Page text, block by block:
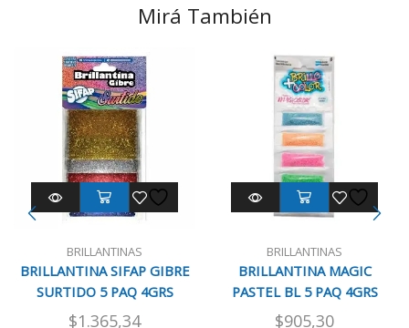
Mirá También
BRILLANTINAS
BRILLANTINA SIFAP GIBRE
SURTIDO 5 PAQ 4GRS
$1.365,34
BRILLANTINAS
BRILLANTINA MAGIC
PASTEL BL 5 PAQ 4GRS
$905,30